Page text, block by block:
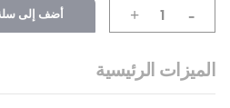
-
+ أضف إلى
الميزات الرئيسية